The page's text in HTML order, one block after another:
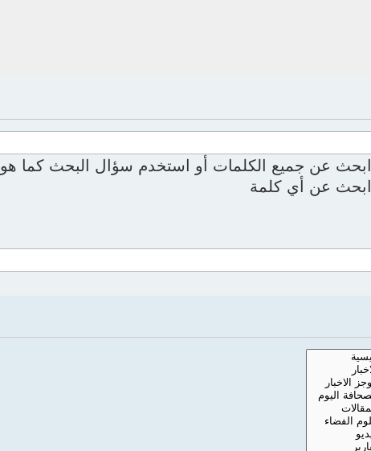
ابحث عن جميع الكلمات أو استخدم سؤال البحث كما هو
ابحث عن أي كلمة